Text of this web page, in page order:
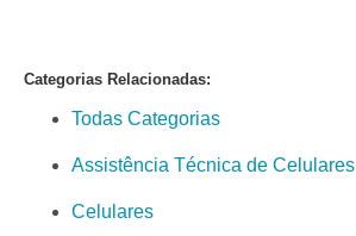
Categorias Relacionadas:
Todas Categorias
Assistência Técnica de Celulares
Celulares